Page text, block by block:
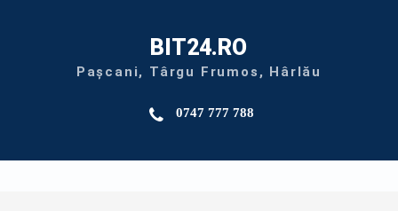
BIT24.RO
Pașcani, Târgu Frumos, Hârlău
0747 777 788